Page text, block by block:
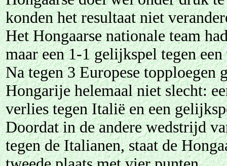
konden het resultaat niet
Het Hongaarse nationale team
maar een 1-1 gelijkspel tegen
Na tegen 3 Europese topploegen
Hongarije helemaal niet slecht:
verlies tegen Italië en een
Doordat in de andere wedstrijd
tegen de Italianen, staat de